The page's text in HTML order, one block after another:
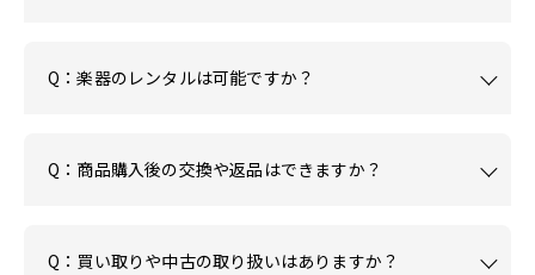
Q：楽器のレンタルは可能ですか？
Q：商品購入後の交換や返品はできますか？
Q：買い取りや中古の取り扱いはありますか？